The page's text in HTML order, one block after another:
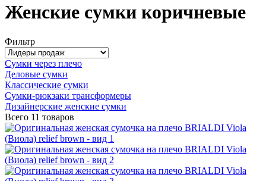
Женские сумки коричневые
Фильтр
Сумки через плечо
Деловые сумки
Классические сумки
Сумки-рюкзаки трансформеры
Дизайнерские женские сумки
Всего 11 товаров